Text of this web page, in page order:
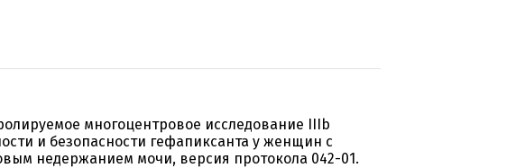
многоцентровое исследование IIIb
и безопасности гефапиксанта у женщин с
недержанием мочи, версия протокола 042-01.